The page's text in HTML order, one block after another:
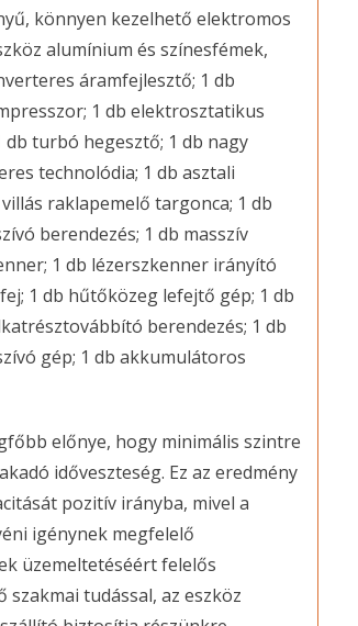
könnyen kezelhető elektromos
alumínium és színesfémek,
áramfejlesztő; 1 db
1 db elektrosztatikus
turbó hegesztő; 1 db nagy
technolódia; 1 db asztali
raklapemelő targonca; 1 db
berendezés; 1 db masszív
1 db lézerszkenner irányító
1 db hűtőközeg lefejtő gép; 1 db
berendezés; 1 db
gép; 1 db akkumulátoros
előnye, hogy minimális szintre
időveszteség. Ez az eredmény
pozitív irányba, mivel a
igénynek megfelelő
üzemeltetéséért felelős
tudással, az eszköz